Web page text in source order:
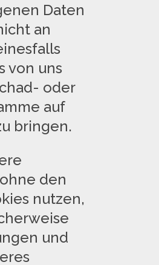
Daten
an
von uns
oder
auf
bringen.
den
nutzen,
und